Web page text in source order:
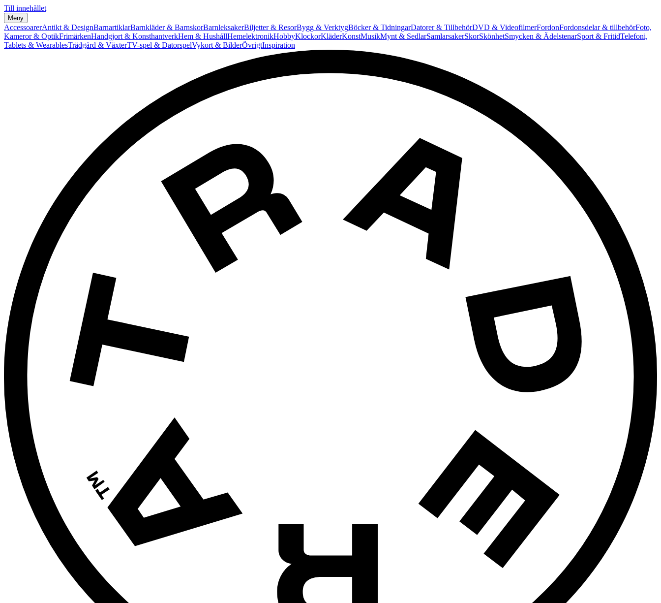
Till innehållet
Meny
AccessoarerAntikt & DesignBarnartiklarBarnkläder & BarnskorBarnleksakerBiljetter & ResorBygg & VerktygBöcker & TidningarDatorer & TillbehörDVD & VideofilmerFordonFordonsdelar & tillbehörFoto,
Kameror & OptikFrimärkenHandgjort & KonsthantverkHem & HushållHemelektronikHobbyKlockorKläderKonstMusikMynt & SedlarSamlarsakerSkorSkönhetSmycken & ÄdelstenarSport & FritidTelefoni,
Tablets & WearablesTrädgård & VäxterTV-spel & DatorspelVykort & BilderÖvrigtInspiration